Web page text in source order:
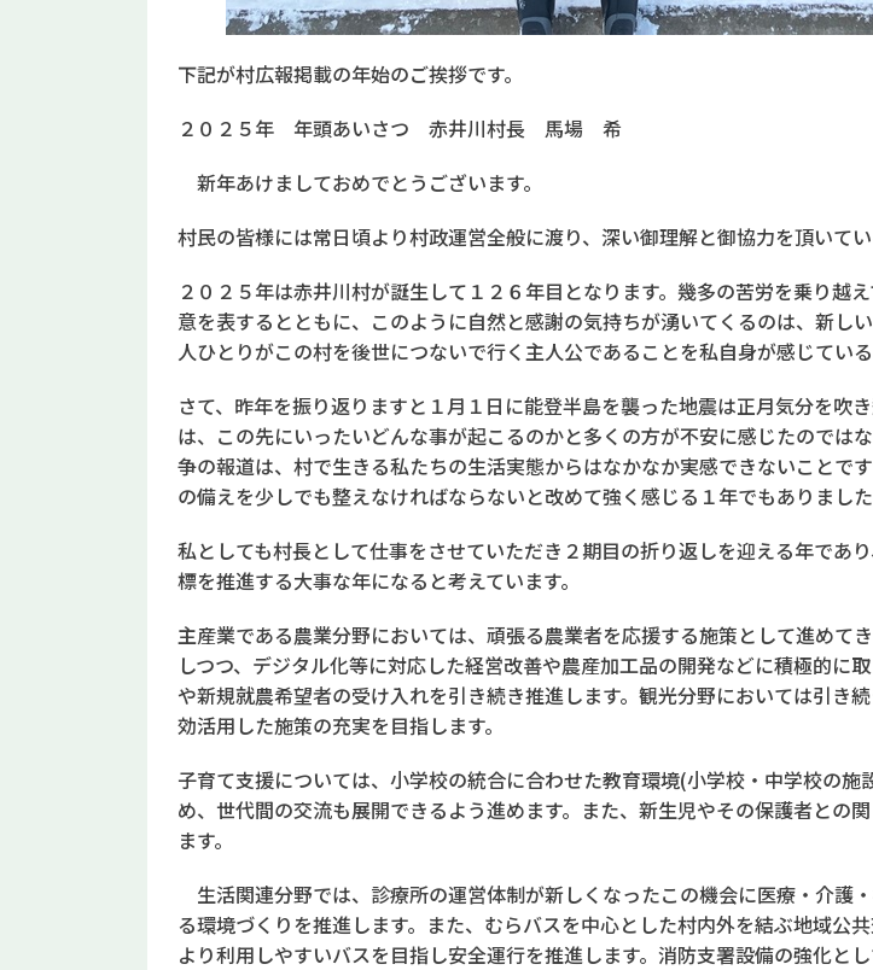
下記が村広報掲載の年始のご挨拶です。
２０２５年 年頭あいさつ 赤井川村長 馬場 希
新年あけましておめでとうございます。
村民の皆様には常日頃より村政運営全般に渡り、深い御理解と御協力を頂いて
２０２５年は赤井川村が誕生して１２６年目となります。幾多の苦労を乗り越
意を表するとともに、このように自然と感謝の気持ちが湧いてくるのは、新
人ひとりがこの村を後世につないで行く主人公であることを私自身が感じている
さて、昨年を振り返りますと１月１日に能登半島を襲った地震は正月気分を吹
は、この先にいったいどんな事が起こるのかと多くの方が不安に感じたので
争の報道は、村で生きる私たちの生活実態からはなかなか実感できないことで
の備えを少しでも整えなければならないと改めて強く感じる１年でもありました
私としても村長として仕事をさせていただき２期目の折り返しを迎える年であ
標を推進する大事な年になると考えています。
主産業である農業分野においては、頑張る農業者を応援する施策として進めて
しつつ、デジタル化等に対応した経営改善や農産加工品の開発などに積極的に
や新規就農希望者の受け入れを引き続き推進します。観光分野においては引き
効活用した施策の充実を目指します。
子育て支援については、小学校の統合に合わせた教育環境(小学校・中学校の
め、世代間の交流も展開できるよう進めます。また、新生児やその保護者との
ます。
生活関連分野では、診療所の運営体制が新しくなったこの機会に医療・介護
る環境づくりを推進します。また、むらバスを中心とした村内外を結ぶ地域公
より利用しやすいバスを目指し安全運行を推進します。消防支署設備の強化と